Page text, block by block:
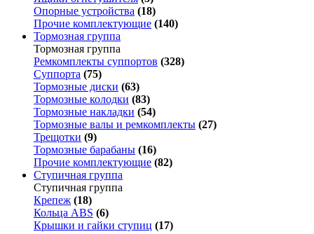
Опорные устройства (18)
Прочие комплектующие (140)
Тормозная группа
Тормозная группа
Ремкомплекты суппортов (328)
Суппорта (75)
Тормозные диски (63)
Тормозные колодки (83)
Тормозные накладки (54)
Тормозные валы и ремкомплекты (27)
Трещотки (9)
Тормозные барабаны (16)
Прочие комплектующие (82)
Ступичная группа
Ступичная группа
Крепеж (18)
Кольца ABS (6)
Крышки и гайки ступиц (17)